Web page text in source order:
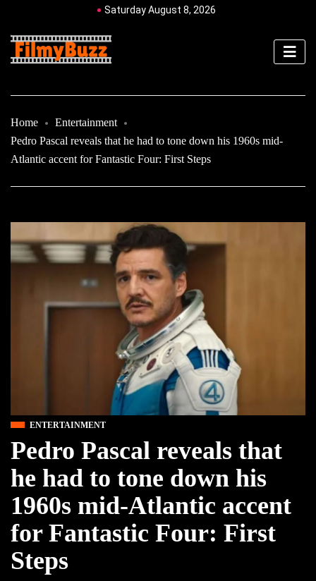
Saturday August 8, 2026
Home
Entertainment
Pedro Pascal reveals that he had to tone down his 1960s mid-
Atlantic accent for Fantastic Four: First Steps
ENTERTAINMENT
Pedro Pascal reveals that
he had to tone down his
1960s mid-Atlantic accent
for Fantastic Four: First
Steps